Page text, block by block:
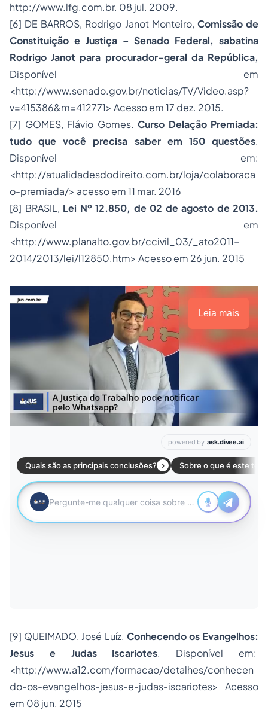
http://www.lfg.com.br. 08 jul. 2009.
[6] DE BARROS, Rodrigo Janot Monteiro, Comissão de
Constituição e Justiça – Senado Federal, sabatina
Rodrigo Janot para procurador-geral da República,
Disponível em
<http://www.senado.gov.br/noticias/TV/Video.asp?
v=415386&m=412771> Acesso em 17 dez. 2015.
[7] GOMES, Flávio Gomes. Curso Delação Premiada:
tudo que você precisa saber em 150 questões.
Disponível em:
<http://atualidadesdodireito.com.br/loja/colaboraca
o-premiada/> acesso em 11 mar. 2016
[8] BRASIL, Lei Nº 12.850, de 02 de agosto de 2013.
Disponível em
<http://www.planalto.gov.br/ccivil_03/_ato2011-
2014/2013/lei/l12850.htm> Acesso em 26 jun. 2015
Leia mais
[9] QUEIMADO, José Luíz. Conhecendo os Evangelhos:
Jesus e Judas Iscariotes. Disponível em:
<http://www.a12.com/formacao/detalhes/conhecen
do-os-evangelhos-jesus-e-judas-iscariotes> Acesso
em 08 jun. 2015